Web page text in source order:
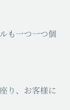
も一つ一つ個
り、お客様に